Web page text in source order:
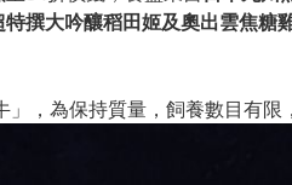
撰大吟釀稻田姬及奧出雲焦糖
，為保持質量，飼養數目有限